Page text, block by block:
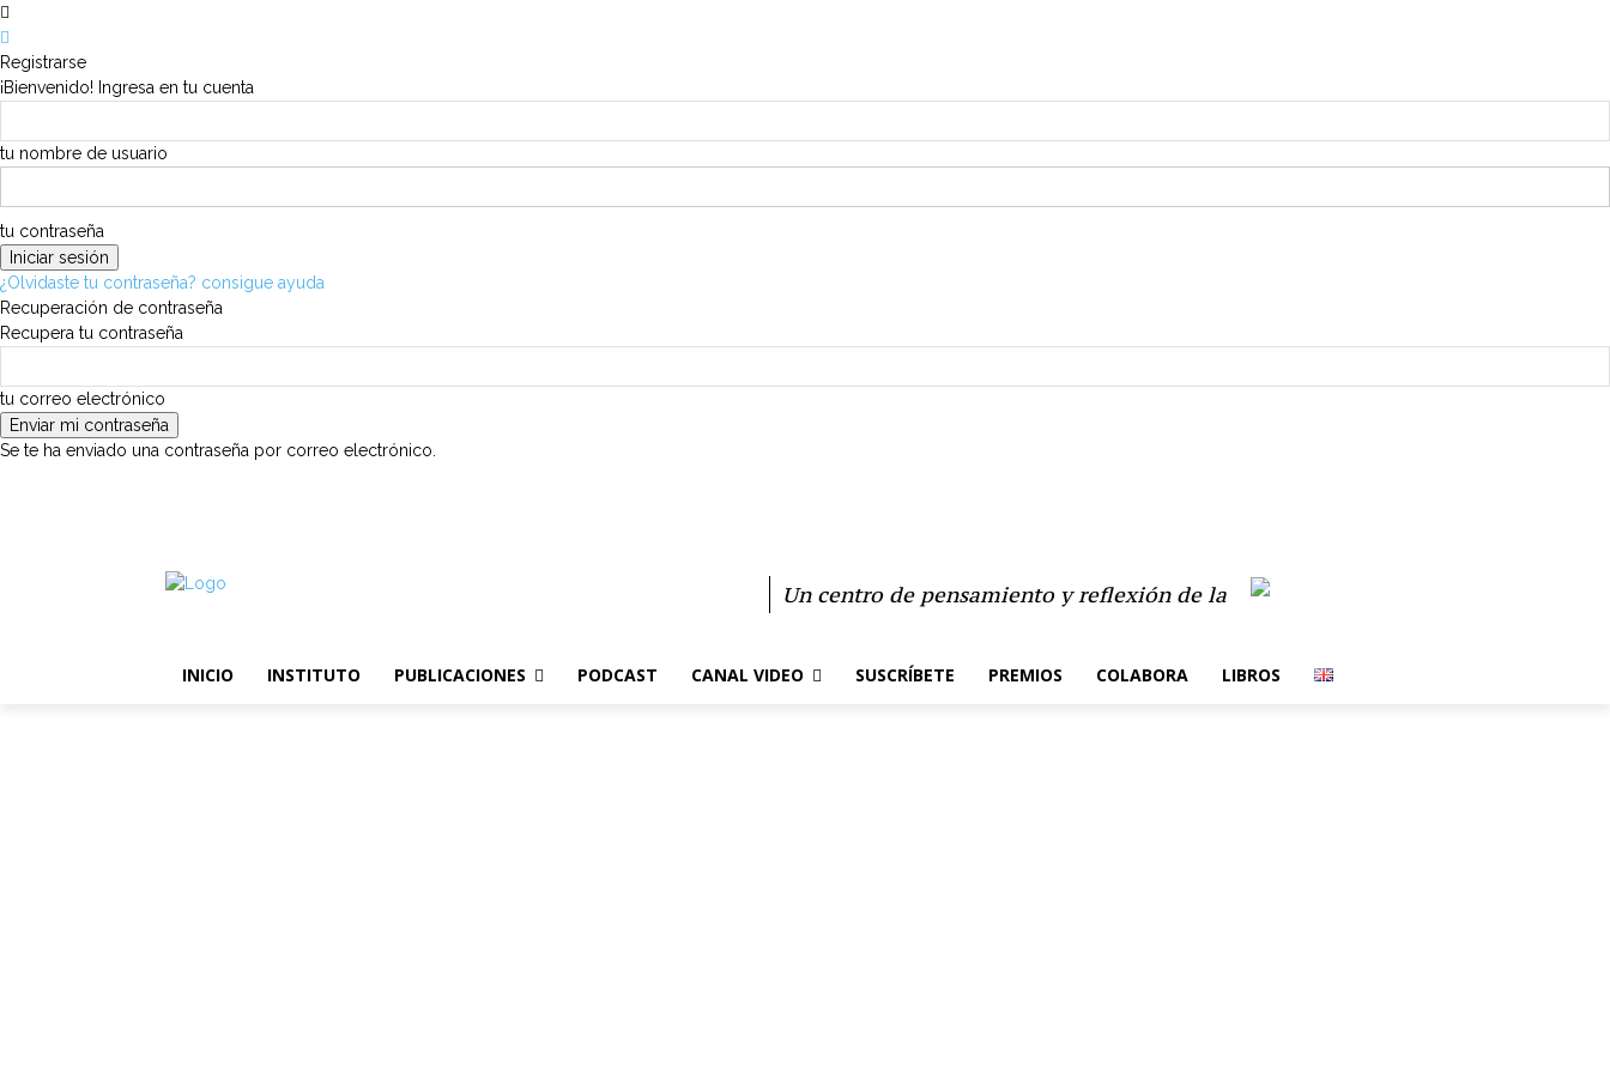
Registrarse
¡Bienvenido! Ingresa en tu cuenta
tu nombre de usuario
tu contraseña
¿Olvidaste tu contraseña? consigue ayuda
Recuperación de contraseña
Recupera tu contraseña
tu correo electrónico
Se te ha enviado una contraseña por correo electrónico.
Un centro de pensamiento y reflexión de la
INICIO INSTITUTO PUBLICACIONES PODCAST CANAL VIDEO SUSCRÍBETE PREMIOS COLABORA LIBROS